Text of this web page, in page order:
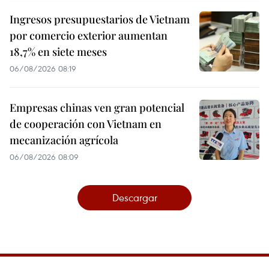
Ingresos presupuestarios de Vietnam
por comercio exterior aumentan
18,7% en siete meses
06/08/2026 08:19
Empresas chinas ven gran potencial
de cooperación con Vietnam en
mecanización agrícola
06/08/2026 08:09
Descargar